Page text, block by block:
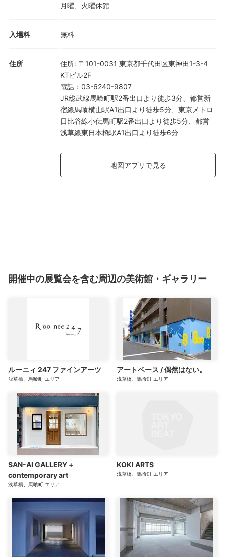
月曜、火曜休館
入場料 無料
住所 住所: 〒101-0031 東京都千代田区東神田1-3-4
KTビル2F
電話 ： 03-6240-9807
JR総武線馬喰町駅2番出口より徒歩3分、都営新
宿線馬喰横山駅A1出口より徒歩5分、東京メトロ
日比谷線小伝馬町駅2番出口より徒歩5分、都営
浅草線東日本橋駅A1出口より徒歩6分
地図アプリで見る
開催中の展覧会を含む周辺の美術館・ギャラリー
ルーニィ 247 ファインアーツ
浅草橋、馬喰町 エリア
アートベース / 偶然はない。
浅草橋、馬喰町 エリア
SAN-AI GALLERY +
contemporary art
浅草橋、馬喰町 エリア
KOKI ARTS
浅草橋、馬喰町 エリア